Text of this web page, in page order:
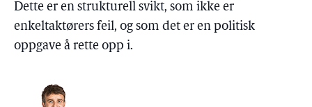
Dette er en strukturell svikt, som ikke er
enkeltaktørers feil, og som det er en politisk
oppgave å rette opp i.